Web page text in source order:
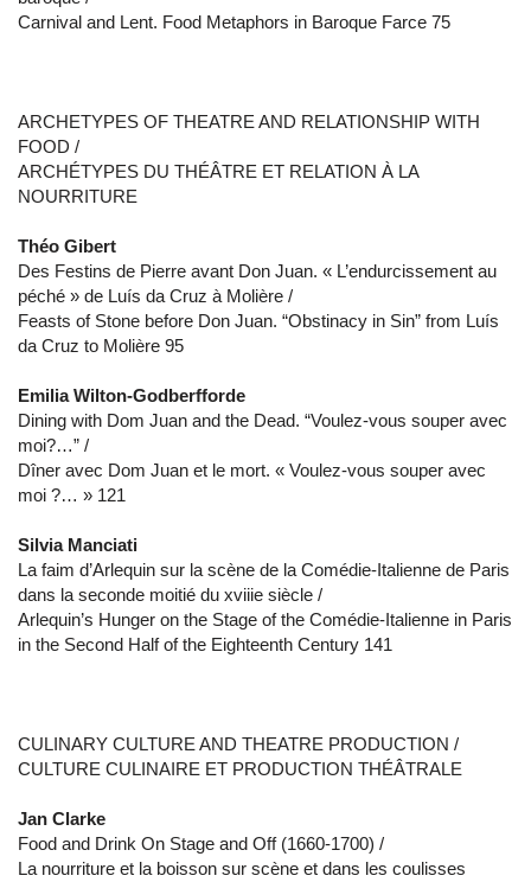
Carnival and Lent. Food Metaphors in Baroque Farce 75
ARCHETYPES OF THEATRE AND RELATIONSHIP WITH
FOOD /
ARCHÉTYPES DU THÉÂTRE ET RELATION À LA
NOURRITURE
Théo Gibert
Des Festins de Pierre avant Don Juan. « L’endurcissement au
péché » de Luís da Cruz à Molière /
Feasts of Stone before Don Juan. “Obstinacy in Sin” from Luís
da Cruz to Molière 95
Emilia Wilton-Godberfforde
Dining with Dom Juan and the Dead. “Voulez-vous souper avec
moi?…” /
Dîner avec Dom Juan et le mort. « Voulez-vous souper avec
moi ?… » 121
Silvia Manciati
La faim d’Arlequin sur la scène de la Comédie-Italienne de Paris
dans la seconde moitié du xviiie siècle /
Arlequin’s Hunger on the Stage of the Comédie-Italienne in Paris
in the Second Half of the Eighteenth Century 141
CULINARY CULTURE AND THEATRE PRODUCTION /
CULTURE CULINAIRE ET PRODUCTION THÉÂTRALE
Jan Clarke
Food and Drink On Stage and Off (1660-1700) /
La nourriture et la boisson sur scène et dans les coulisses